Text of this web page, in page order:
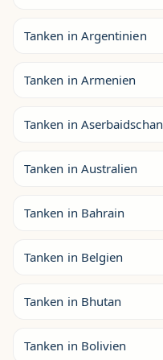
Tanken in Argentinien
Tanken in Armenien
Tanken in Aserbaidschan
Tanken in Australien
Tanken in Bahrain
Tanken in Belgien
Tanken in Bhutan
Tanken in Bolivien